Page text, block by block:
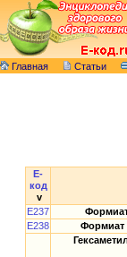
Главная Статьи
E-
код
v
E237
E238
Формиат